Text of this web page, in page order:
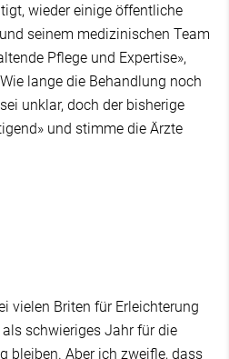
wieder einige öffentliche
seinem medizinischen Team
Pflege und Expertise»,
lange die Behandlung noch
unklar, doch der bisherige
und stimme die Ärzte
vielen Briten für Erleichterung
schwieriges Jahr für die
bleiben. Aber ich zweifle, dass